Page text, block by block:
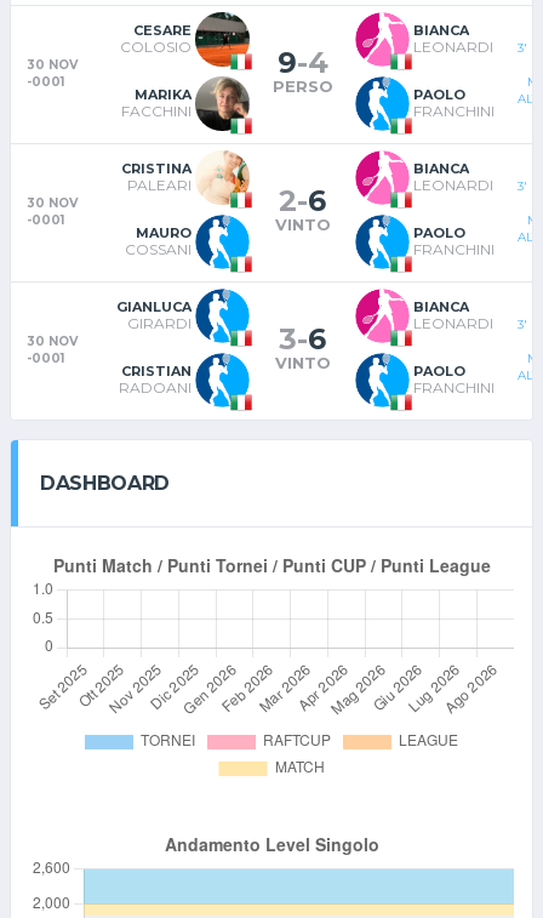
30 NOV
-0001
CESARE
COLOSIO
MARIKA
FACCHINI
9-4
PERSO
BIANCA
LEONARDI
PAOLO
FRANCHINI
3'
30 NOV
-0001
CRISTINA
PALEARI
MAURO
COSSANI
2-6
VINTO
BIANCA
LEONARDI
PAOLO
FRANCHINI
3'
30 NOV
-0001
GIANLUCA
GIRARDI
CRISTIAN
RADOANI
3-6
VINTO
BIANCA
LEONARDI
PAOLO
FRANCHINI
3'
DASHBOARD